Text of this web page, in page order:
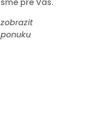
zobrazit
ponuku